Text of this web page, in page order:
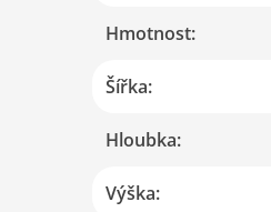
Hmotnost:
Šířka:
Hloubka:
Výška: